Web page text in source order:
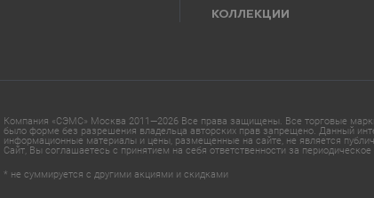
КОЛЛЕКЦИИ
Компания «СЭМС» Москва 2011—2026 Все права защищены. Все торговые
было форме без разрешения владельца авторских прав запрещено. Данный
информационные материалы и цены, размещенные на сайте, не является
Сайт, Вы соглашаетесь с принятием на себя ответственности за
* не суммируется с другими акциями и скидками